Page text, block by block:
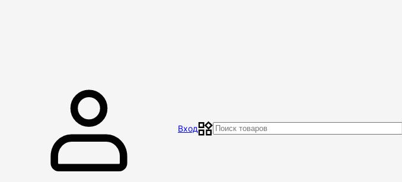
МагазинКонтакты ОтзывыДоставка и оплатаОбмен и возврат товара
Вход